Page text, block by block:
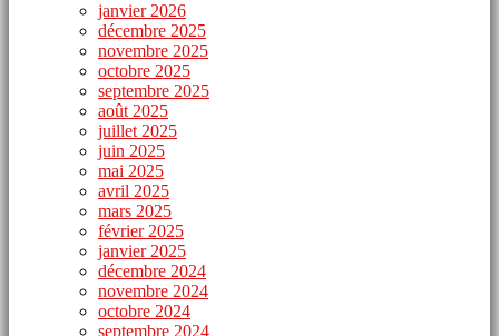
janvier 2026
décembre 2025
novembre 2025
octobre 2025
septembre 2025
août 2025
juillet 2025
juin 2025
mai 2025
avril 2025
mars 2025
février 2025
janvier 2025
décembre 2024
novembre 2024
octobre 2024
septembre 2024